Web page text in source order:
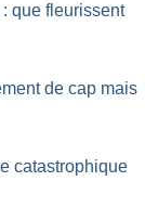
: que fleurissent
de cap mais
catastrophique